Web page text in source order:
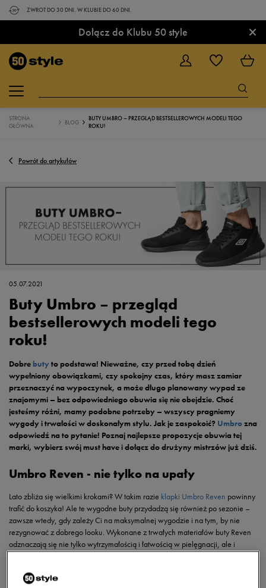
ZWROT DO 30 DNI. W KLUBIE DO 60 DNI.
Dołącz do Klubu 50 style ×
STRONA
GŁÓWNA
BLOG
BUTY UMBRO – PRZEGLĄD BESTSELLEROWYCH MODELI TEGO
ROKU!
Powrót do artykułów
05.07.2021
Buty Umbro – przegląd
bestsellerowych modeli tego
roku!
Dobre buty to podstawa! Nieważne, czy przed tobą dzień
wypełniony obowiązkami, czy spokojny czas, który masz zamiar
przeznaczyć na wypoczynek, a może długo planowany wypad ze
znajomymi – bez odpowiedniego obuwia się nie obejdzie. Choć
jesteśmy różni, mamy podobne potrzeby – wszyscy pragniemy
wygody i trwałości w doskonałym stylu. Jak je zaspokoić? Umbrozna
odpowiedź na to pytanie! Poznaj najlepsze propozycje obuwia tej
marki, wybierz swój must have i dołącz do drużyny mistrzów już dziś.
Umbro Reven - nie tylko na upały
Lato zbliża się wielkimi krokami? W takim razie klapki Umbro Reven powinny
trafić do koszyka! Ale te wygodne buty przydadzą się również po sezonie –
zawsze wtedy, gdy zależy Ci na maksymalnej wygodzie i na tym, by nie
rezygnować z dobrego looku. Wykonane z trwałych materiałów buty Reven
odznaczają się nie tylko wytrzymałością i łatwością w pielęgnacji, ale i
przechadzać się w nich brzegiem hotelowego basenu czy po deptaku przy